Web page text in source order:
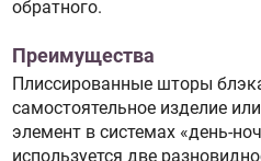
обратного.
Преимущества
Плиссированные шторы
самостоятельное изделие
элемент в системах «день-
используется две